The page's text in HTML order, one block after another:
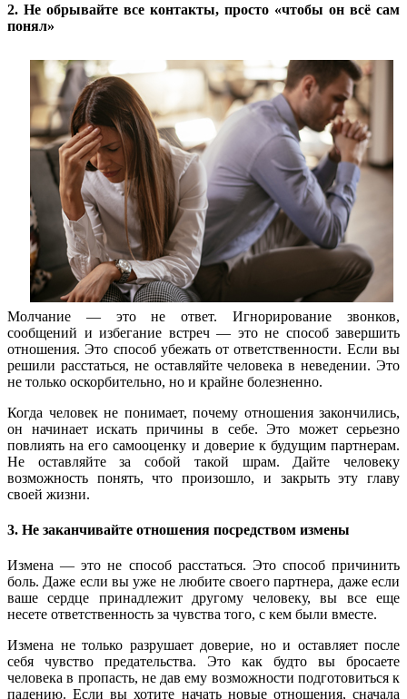
2. Не обрывайте все контакты, просто «чтобы он всё сам
понял»
Молчание — это не ответ. Игнорирование звонков,
сообщений и избегание встреч — это не способ завершить
отношения. Это способ убежать от ответственности. Если вы
решили расстаться, не оставляйте человека в неведении. Это
не только оскорбительно, но и крайне болезненно.
Когда человек не понимает, почему отношения закончились,
он начинает искать причины в себе. Это может серьезно
повлиять на его самооценку и доверие к будущим партнерам.
Не оставляйте за собой такой шрам. Дайте человеку
возможность понять, что произошло, и закрыть эту главу
своей жизни.
3. Не заканчивайте отношения посредством измены
Измена — это не способ расстаться. Это способ причинить
боль. Даже если вы уже не любите своего партнера, даже если
ваше сердце принадлежит другому человеку, вы все еще
несете ответственность за чувства того, с кем были вместе.
Измена не только разрушает доверие, но и оставляет после
себя чувство предательства. Это как будто вы бросаете
человека в пропасть, не дав ему возможности подготовиться к
падению. Если вы хотите начать новые отношения, сначала